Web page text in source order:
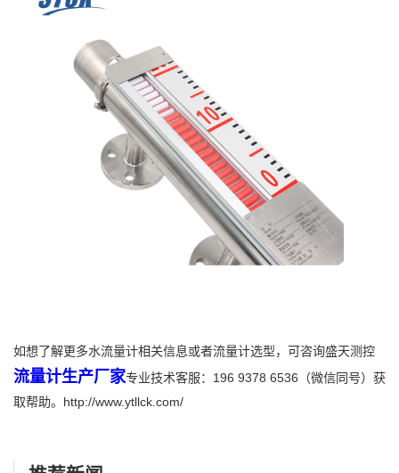
如想了解更多水流量计相关信息或者流量计选型，可咨询盛天测控
流量计生产厂家专业技术客服：196 9378 6536（微信同号）获
取帮助。http://www.ytllck.com/